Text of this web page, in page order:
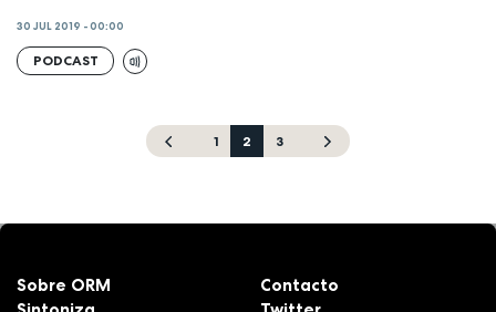
30 JUL 2019 - 00:00
PODCAST
1 2 3
Sobre ORM
Contacto